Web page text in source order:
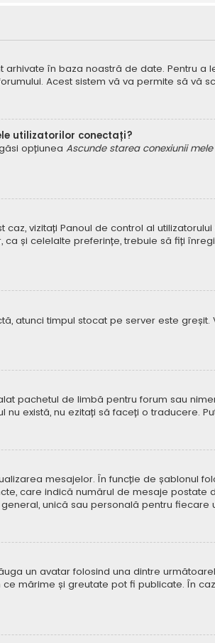
în baza noastră de date. Pentru a
Acest sistem vă va permite să vă
utilizatorilor conectați?
opțiunea Ascunde starea conexiunii mele
vizitați Panoul de control al
ca și celelalte preferințe, trebuie să fiți
atunci timpul stocat pe server este
pachetul de limbă pentru forum sau
există, nu ezitați să faceți o traducere.
mesajelor. În funcție de șablonul
care indică numărul de mesaje postate
unică sau personală pentru fiecare
un avatar folosind una dintre
mărime și greutate pot fi publicate. În